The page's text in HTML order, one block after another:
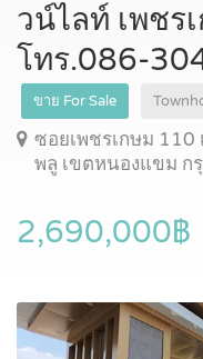
วน์ไลท์ เพชร
โทร.086-
ขาย For Sale
ซอยเพชรเกษม 110
พลู เขตหนองแขม ก
2,690,000฿